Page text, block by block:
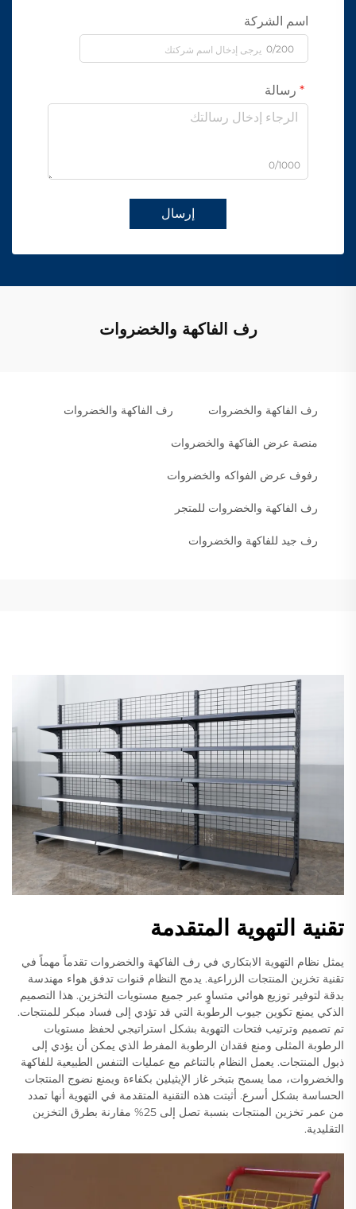
اسم الشركة
0/200
رسالة
0/1000
إرسال
رف الفاكهة والخضروات
رف الفاكهة والخضروات رف الفاكهة والخضروات
منصة عرض الفاكهة والخضروات
رفوف عرض الفواكه والخضروات
رف الفاكهة والخضروات للمتجر
رف جيد للفاكهة والخضروات
تقنية التهوية المتقدمة
يمثل نظام التهوية الابتكاري في رف الفاكهة والخضروات تقدماً مهماً في
تقنية تخزين المنتجات الزراعية. يدمج النظام قنوات تدفق هواء مهندسة
بدقة لتوفير توزيع هوائي متساوٍ عبر جميع مستويات التخزين. هذا التصميم
الذكي يمنع تكوين جيوب الرطوبة التي قد تؤدي إلى فساد مبكر للمنتجات.
تم تصميم وترتيب فتحات التهوية بشكل استراتيجي لحفظ مستويات
الرطوبة المثلى ومنع فقدان الرطوبة المفرط الذي يمكن أن يؤدي إلى
ذبول المنتجات. يعمل النظام بالتناغم مع عمليات التنفس الطبيعية للفاكهة
والخضروات، مما يسمح بتبخر غاز الإيثيلين بكفاءة ويمنع نضوج المنتجات
الحساسة بشكل أسرع. أثبتت هذه التقنية المتقدمة في التهوية أنها تمدد
من عمر تخزين المنتجات بنسبة تصل إلى 25% مقارنة بطرق التخزين
التقليدية.